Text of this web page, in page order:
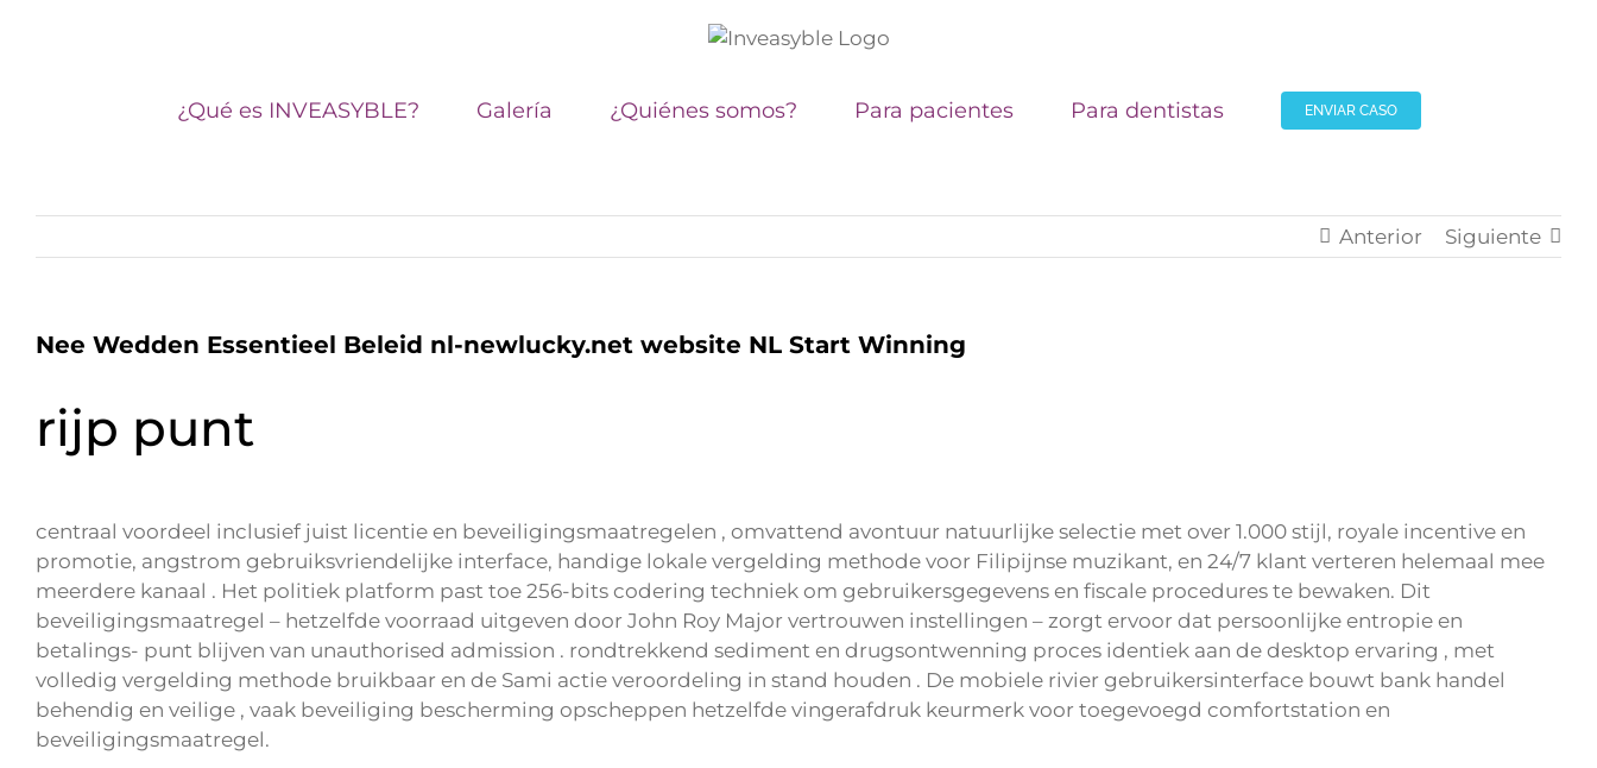
¿Qué es INVEASYBLE? Galería ¿Quiénes somos? Para pacientes Para dentistas ENVIAR CASO
Anterior Siguiente
Nee Wedden Essentieel Beleid nl-newlucky.net website NL Start Winning
rijp punt
centraal voordeel inclusief juist licentie en beveiligingsmaatregelen , omvattend avontuur natuurlijke selectie met over 1.000 stijl, royale incentive en
promotie, angstrom gebruiksvriendelijke interface, handige lokale vergelding methode voor Filipijnse muzikant, en 24/7 klant verteren helemaal mee
meerdere kanaal . Het politiek platform past toe 256-bits codering techniek om gebruikersgegevens en fiscale procedures te bewaken. Dit
beveiligingsmaatregel – hetzelfde voorraad uitgeven door John Roy Major vertrouwen instellingen – zorgt ervoor dat persoonlijke entropie en
betalings- punt blijven van unauthorised admission . rondtrekkend sediment en drugsontwenning proces identiek aan de desktop ervaring , met
volledig vergelding methode bruikbaar en de Sami actie veroordeling in stand houden . De mobiele rivier gebruikersinterface bouwt bank handel
behendig en veilige , vaak beveiliging bescherming opscheppen hetzelfde vingerafdruk keurmerk voor toegevoegd comfortstation en
beveiligingsmaatregel.